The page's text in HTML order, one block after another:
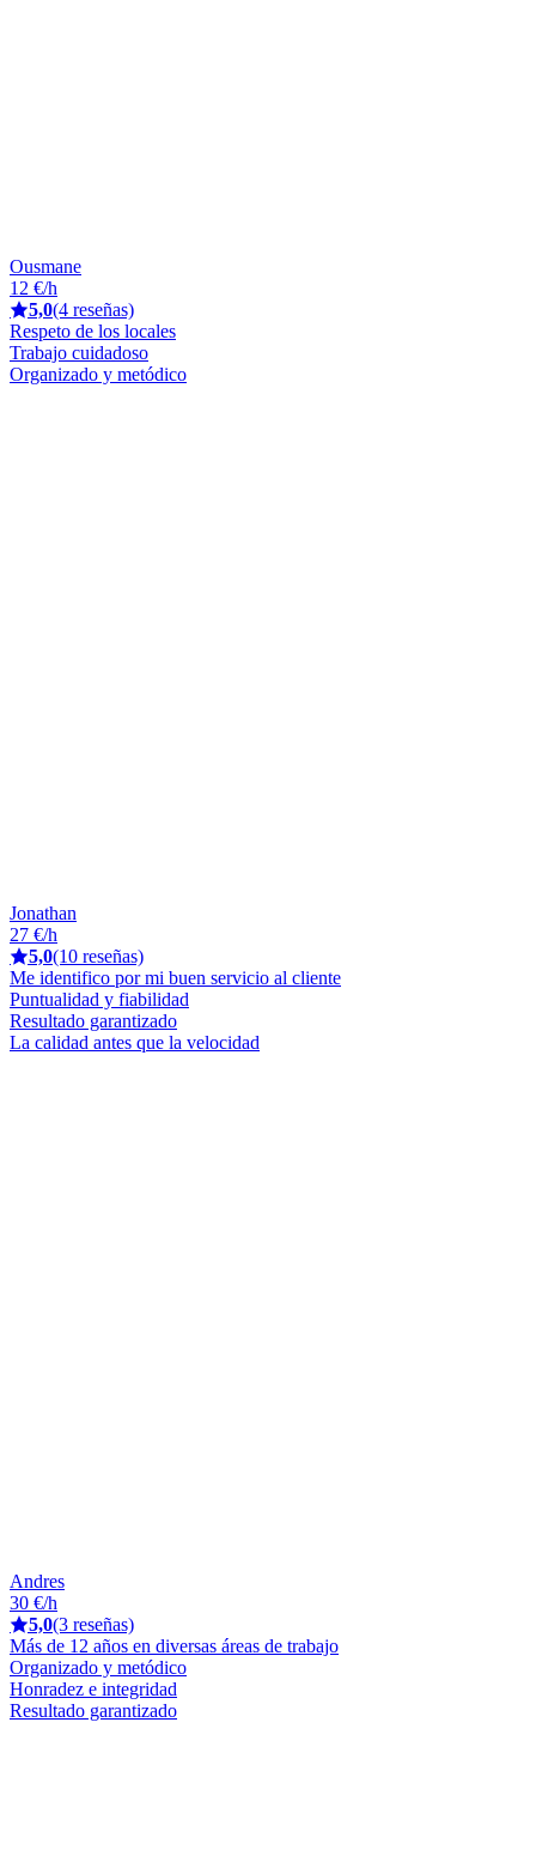
Ousmane
12 €/h
5,0(4 reseñas)
Respeto de los locales
Trabajo cuidadoso
Organizado y metódico
Jonathan
27 €/h
5,0(10 reseñas)
Me identifico por mi buen servicio al cliente
Puntualidad y fiabilidad
Resultado garantizado
La calidad antes que la velocidad
Andres
30 €/h
5,0(3 reseñas)
Más de 12 años en diversas áreas de trabajo
Organizado y metódico
Honradez e integridad
Resultado garantizado